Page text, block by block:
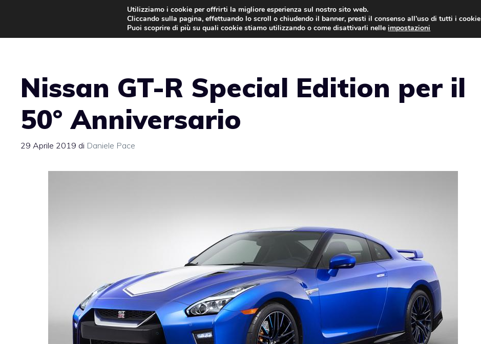
contenuto
AUTO NEWS
Nissan GT-R Special Edition per il
50° Anniversario
29 Aprile 2019 di Daniele Pace
Utilizziamo i cookie per offrirti la migliore esperienza sul nostro sito web.
Cliccando sulla pagina, effettuando lo scroll o chiudendo il banner, presti il consenso all’uso di tutti i cookie
Puoi scoprire di più su quali cookie stiamo utilizzando o come disattivarli nelleimpostazioni